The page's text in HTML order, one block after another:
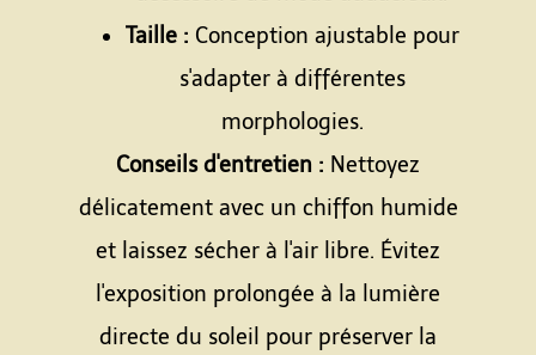
Taille : Conception ajustable pour
s'adapter à différentes
morphologies.
Conseils d'entretien : Nettoyez
délicatement avec un chiffon humide
et laissez sécher à l'air libre. Évitez
l'exposition prolongée à la lumière
directe du soleil pour préserver la